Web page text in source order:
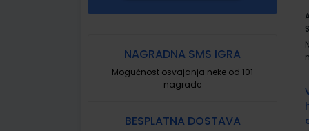
NAGRADNA SMS IGRA
Mogućnost osvajanja neke od 101
nagrade
BESPLATNA DOSTAVA